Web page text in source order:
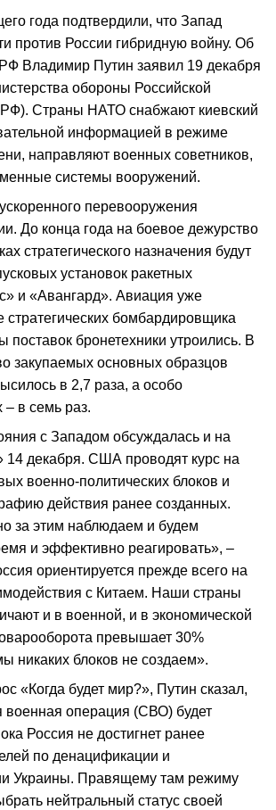
года подтвердили, что Запад
против России гибридную войну. Об
Владимир Путин заявил 19 декабря
обороны Российской
Страны НАТО снабжают киевский
информацией в режиме
направляют военных советников,
системы вооружений.
перевооружения
До конца года на боевое дежурство
стратегического назначения будут
установок ракетных
и «Авангард». Авиация уже
стратегических бомбардировщика
бронетехники утроились. В
закупаемых основных образцов
в 2,7 раза, а особо
– в семь раз.
с Западом обсуждалась и на
декабря. США проводят курс на
военно-политических блоков и
действия ранее созданных.
за этим наблюдаем и будем
и эффективно реагировать», –
ориентируется прежде всего на
с Китаем. Наши страны
и в военной, и в экономической
превышает 30%
никаких блоков не создаем».
«Когда будет мир?», Путин сказал,
военная операция (СВО) будет
Россия не достигнет ранее
по денацификации и
Украины. Правящему там режиму
нейтральный статус своей